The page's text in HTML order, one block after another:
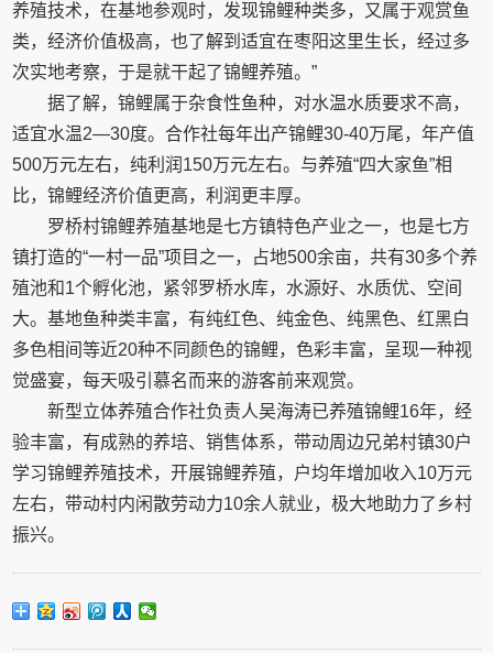
养殖技术，在基地参观时，发现锦鲤种类多，又属于观赏鱼
类，经济价值极高，也了解到适宜在枣阳这里生长，经过多
次实地考察，于是就干起了锦鲤养殖。”
据了解，锦鲤属于杂食性鱼种，对水温水质要求不高，
适宜水温2—30度。合作社每年出产锦鲤30-40万尾，年产值
500万元左右，纯利润150万元左右。与养殖“四大家鱼”相
比，锦鲤经济价值更高，利润更丰厚。
罗桥村锦鲤养殖基地是七方镇特色产业之一，也是七方
镇打造的“一村一品”项目之一，占地500余亩，共有30多个养
殖池和1个孵化池，紧邻罗桥水库，水源好、水质优、空间
大。基地鱼种类丰富，有纯红色、纯金色、纯黑色、红黑白
多色相间等近20种不同颜色的锦鲤，色彩丰富，呈现一种视
觉盛宴，每天吸引慕名而来的游客前来观赏。
新型立体养殖合作社负责人吴海涛已养殖锦鲤16年，经
验丰富，有成熟的养培、销售体系，带动周边兄弟村镇30户
学习锦鲤养殖技术，开展锦鲤养殖，户均年增加收入10万元
左右，带动村内闲散劳动力10余人就业，极大地助力了乡村
振兴。